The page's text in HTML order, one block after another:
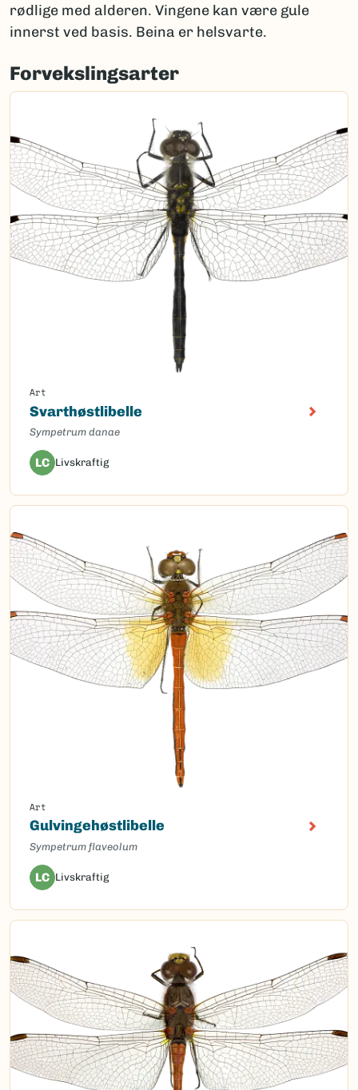
rødlige med alderen. Vingene kan være gule
innerst ved basis. Beina er helsvarte.
Forvekslingsarter
Art
Svarthøstlibelle
Sympetrum danae
LC Livskraftig
Art
Gulvingehøstlibelle
Sympetrum flaveolum
LC Livskraftig